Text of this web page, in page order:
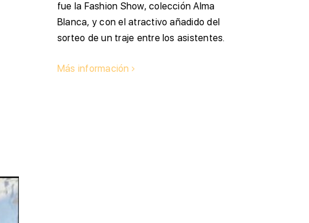
fue la Fashion Show, colección Alma
Blanca, y con el atractivo añadido del
sorteo de un traje entre los asistentes.
Más información